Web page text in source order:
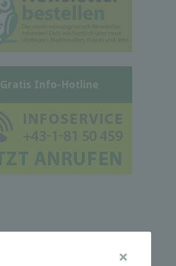
Gratis Info-Hotline